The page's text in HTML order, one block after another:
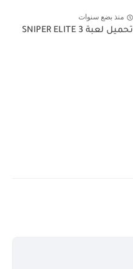
منذ بضع سنوات
تحميل لعبة SNIPER ELITE 3